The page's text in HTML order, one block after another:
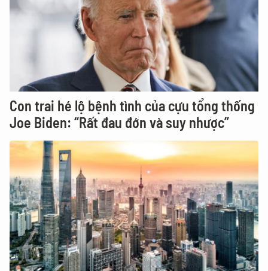
Con trai hé lộ bệnh tình của cựu tổng thống
Joe Biden: “Rất đau đớn và suy nhược”